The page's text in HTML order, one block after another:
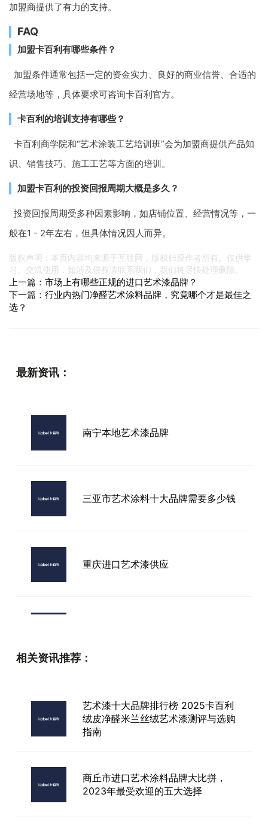
加盟商提供了有力的支持。
FAQ
加盟卡百利有哪些条件？
加盟条件通常包括一定的资金实力、良好的商业信誉、合适的
经营场地等，具体要求可咨询卡百利官方。
卡百利的培训支持有哪些？
卡百利商学院和“艺术涂装工艺培训班”会为加盟商提供产品知
识、销售技巧、施工工艺等方面的培训。
加盟卡百利的投资回报周期大概是多久？
投资回报周期受多种因素影响，如店铺位置、经营情况等，一
般在1 - 2年左右，但具体情况因人而异。
版权声明：本页内容均来源于互联网，版权归原作者所有。仅供学
习、交流使用，如涉及侵权请联系我们，我们将尽快处理删除。
上一篇： 市场上有哪些正规的进口艺术漆品牌？
下一篇： 行业内热门净醛艺术涂料品牌，究竟哪个才是最佳之
选？
最新资讯：
南宁本地艺术漆品牌
三亚市艺术涂料十大品牌需要多少钱
重庆进口艺术漆供应
相关资讯推荐：
艺术漆十大品牌排行榜 2025卡百利
绒皮净醛米兰丝绒艺术漆测评与选购
指南
商丘市进口艺术涂料品牌大比拼，
2023年最受欢迎的五大选择